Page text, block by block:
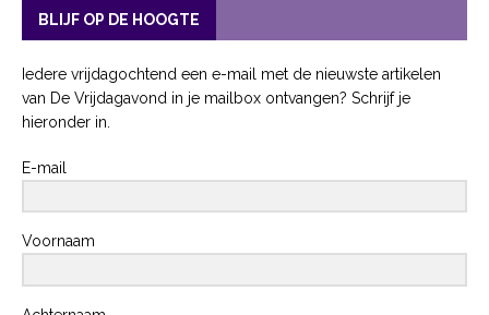
BLIJF OP DE HOOGTE
Iedere vrijdagochtend een e-mail met de nieuwste artikelen
van De Vrijdagavond in je mailbox ontvangen? Schrijf je
hieronder in.
E-mail
Voornaam